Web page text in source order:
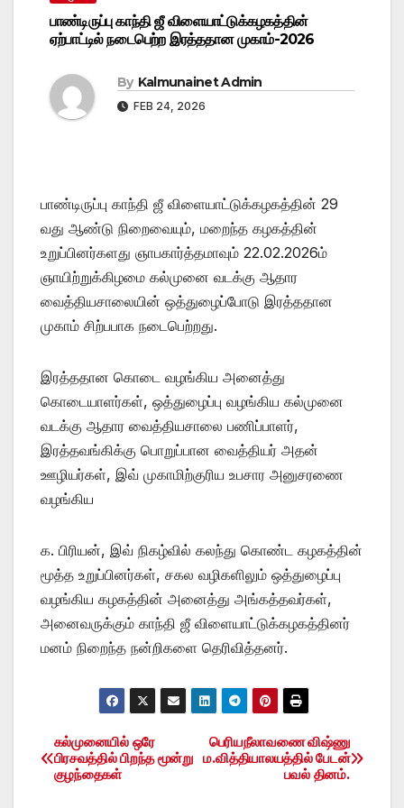
பாண்டிருப்பு காந்தி ஜீ விளையாட்டுக்கழகத்தின்
ஏற்பாட்டில் நடைபெற்ற இரத்ததான முகாம்-2026
By Kalmunainet Admin
FEB 24, 2026
பாண்டிருப்பு காந்தி ஜீ விளையாட்டுக்கழகத்தின் 29
வது ஆண்டு நிறைவையும், மறைந்த கழகத்தின்
உறுப்பினர்களது ஞாபகார்த்தமாவும் 22.02.2026ம்
ஞாயிற்றுக்கிழமை கல்முனை வடக்கு ஆதார
வைத்தியசாலையின் ஒத்துழைப்போடு இரத்ததான
முகாம் சிற்பபாக நடைபெற்றது.
இரத்ததான கொடை வழங்கிய அனைத்து
கொடையாளர்கள், ஒத்துழைப்பு வழங்கிய கல்முனை
வடக்கு ஆதார வைத்தியசாலை பணிப்பாளர்,
இரத்தவங்கிக்கு பொறுப்பான வைத்தியர் அதன்
ஊழியர்கள், இவ் முகாமிற்குரிய உபசார அனுசரணை
வழங்கிய
க. பிரியன், இவ் நிகழ்வில் கலந்து கொண்ட கழகத்தின்
மூத்த உறுப்பினர்கள், சகல வழிகளிலும் ஒத்துழைப்பு
வழங்கிய கழகத்தின் அனைத்து அங்கத்தவர்கள்,
அனைவருக்கும் காந்தி ஜீ விளையாட்டுக்கழகத்தினர்
மனம் நிறைந்த நன்றிகளை தெரிவித்தனர்.
Post
navigation
பெரியநீலாவணை விஷ்ணு
ம.வித்தியாலயத்தில் பேடன்
பவல் தினம்.
கல்முனையில் ஒரே
பிரசவத்தில் பிறந்த மூன்று
குழந்தைகள்